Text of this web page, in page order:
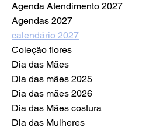
Agenda Atendimento 2027
Agendas 2027
calendário 2027
Coleção flores
Dia das Mães
Dia das mães 2025
Dia das mães 2026
Dia das Mães costura
Dia das Mulheres